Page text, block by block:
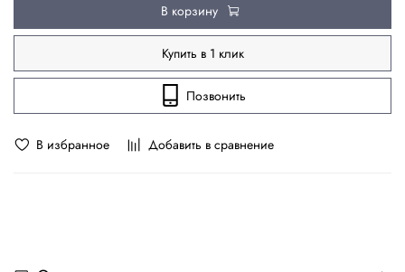
В избранное Добавить в сравнение
В корзину
Купить в 1 клик
Позвонить